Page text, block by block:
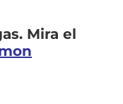
Mira el